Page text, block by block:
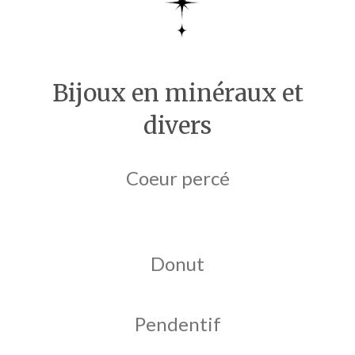
Bijoux en minéraux et
divers
Coeur percé
Donut
Pendentif